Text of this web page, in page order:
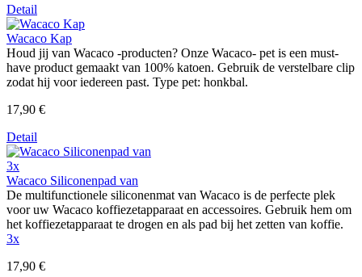
Detail
Wacaco Kap
Houd jij van Wacaco -producten? Onze Wacaco- pet is een must-
have product gemaakt van 100% katoen. Gebruik de verstelbare clip
zodat hij voor iedereen past. Type pet: honkbal.
17,90 €
Detail
3x
Wacaco Siliconenpad van
De multifunctionele siliconenmat van Wacaco is de perfecte plek
voor uw Wacaco koffiezetapparaat en accessoires. Gebruik hem om
het koffiezetapparaat te drogen en als pad bij het zetten van koffie.
3x
17,90 €